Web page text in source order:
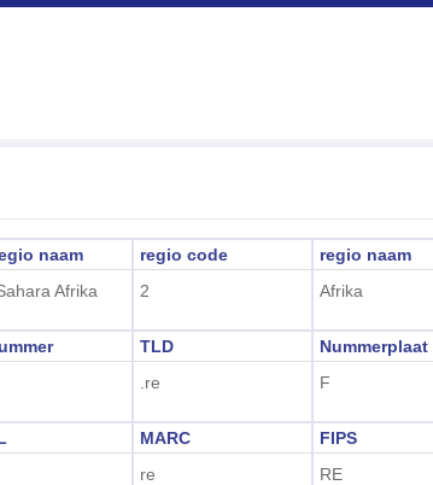
naam
Afrika
regio code
2
regio naam
Afrika
TLD
.re
F
MARC
re
FIPS
RE